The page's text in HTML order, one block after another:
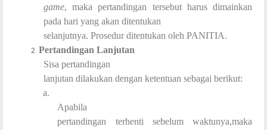
game, maka pertandingan tersebut harus dimainkan
pada hari yang akan ditentukan
selanjutnya. Prosedur ditentukan oleh PANITIA.
Pertandingan Lanjutan
Sisa pertandingan
lanjutan dilakukan dengan ketentuan sebagai berikut:
a.
Apabila
pertandingan terhenti sebelum waktunya,maka